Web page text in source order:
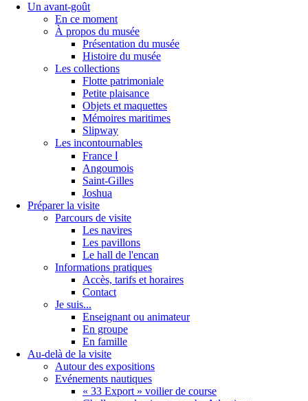
Un avant-goût
En ce moment
À propos du musée
Présentation du musée
Histoire du musée
Les collections
Flotte patrimoniale
Petite plaisance
Objets et maquettes
Mémoires maritimes
Slipway
Les incontournables
France Ⅰ
Angoumois
Saint-Gilles
Joshua
Préparer la visite
Parcours de visite
Les navires
Les pavillons
Le hall de l'encan
Informations pratiques
Accès, tarifs et horaires
Contact
Je suis...
Enseignant ou animateur
En groupe
En famille
Au-delà de la visite
Autour des expositions
Evénements nautiques
« 33 Export » voilier de course